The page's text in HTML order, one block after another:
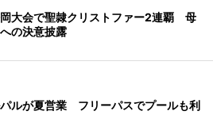
大会で聖隷クリストファー2連覇 母
の決意披露
ルが夏営業 フリーパスでプールも利